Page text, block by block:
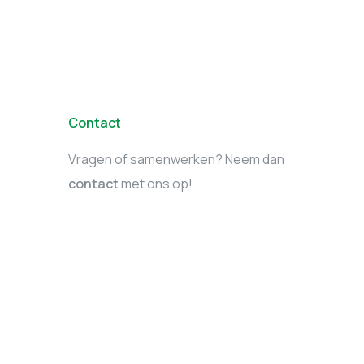
Contact
Vragen of samenwerken? Neem dan
contactmet ons op!